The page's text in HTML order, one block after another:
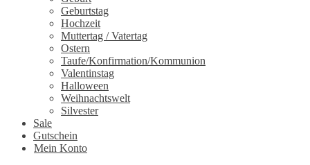
Geburtstag
Hochzeit
Muttertag / Vatertag
Ostern
Taufe/Konfirmation/Kommunion
Valentinstag
Halloween
Weihnachtswelt
Silvester
Sale
Gutschein
Mein Konto